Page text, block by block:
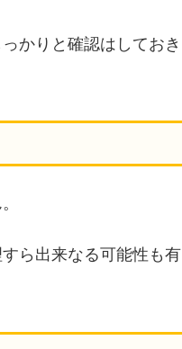
かりと確認はしておき
ら出来なる可能性も有